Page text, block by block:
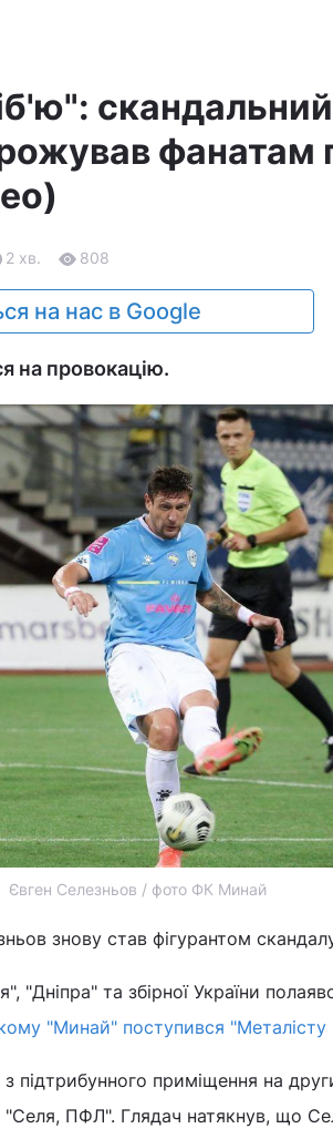
фанатам
2 хв. 808
на нас в Google
на провокацію.
Євген Селезньов / фото ФК Минай
знову став фігурантом
та збірної України
"Минай" поступився "Металісту
підтрибунного приміщення на
ПФЛ". Глядач натякнув, що